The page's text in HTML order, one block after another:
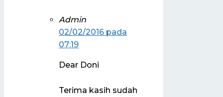
Admin
02/02/2016 pada
07:19
Dear Doni
Terima kasih sudah